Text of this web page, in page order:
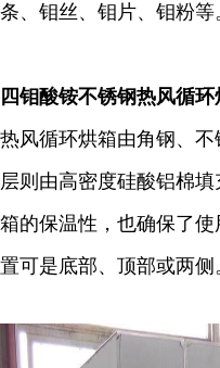
条、钼丝、钼片、钼粉等
四钼酸铵不锈钢热风循
热风循环烘箱由角钢、
层则由高密度硅酸铝棉
箱的保温性，也确保了
置可是底部、顶部或两侧